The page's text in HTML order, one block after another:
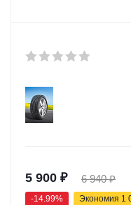
5 900 ₽ 6 940₽
-14.99% Экономия 1